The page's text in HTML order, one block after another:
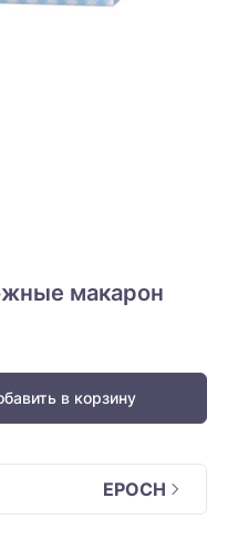
макарон
в корзину
EPOCH